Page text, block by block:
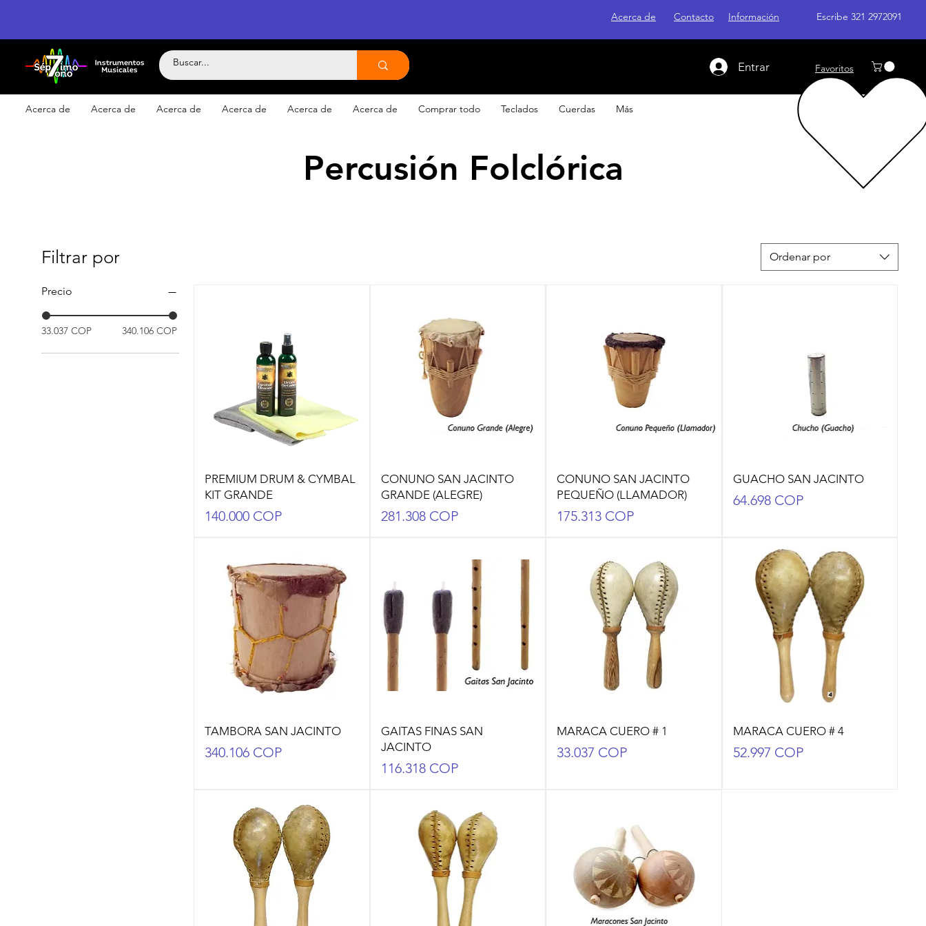
Acerca de Contacto Información Escribe 321 2972091
Entrar Favoritos
Acerca de Acerca de Acerca de Acerca de Acerca de Acerca de Comprar todo Teclados Cuerdas Más
Percusión Folclórica
Filtrar por
Precio
33.037 COP 340.106 COP
Ordenar por
PREMIUM DRUM & CYMBAL
KIT GRANDE
Precio
140.000 COP
CONUNO SAN JACINTO
GRANDE (ALEGRE)
Precio
281.308 COP
CONUNO SAN JACINTO
PEQUEÑO (LLAMADOR)
Precio
175.313 COP
GUACHO SAN JACINTO
Precio
64.698 COP
TAMBORA SAN JACINTO
Precio
340.106 COP
GAITAS FINAS SAN
JACINTO
Precio
116.318 COP
MARACA CUERO # 1
Precio
33.037 COP
MARACA CUERO # 4
Precio
52.997 COP